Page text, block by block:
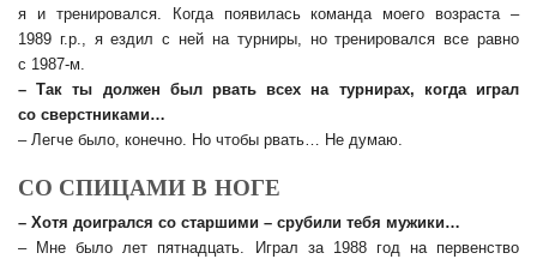
я и тренировался. Когда появилась команда моего возраста –
1989 г.р., я ездил с ней на турниры, но тренировался все равно
с 1987‑м.
– Так ты должен был рвать всех на турнирах, когда играл
со сверстниками…
– Легче было, конечно. Но чтобы рвать… Не думаю.
СО СПИЦАМИ В НОГЕ
– Хотя доигрался со старшими – срубили тебя мужики…
– Мне было лет пятнадцать. Играл за 1988 год на первенство